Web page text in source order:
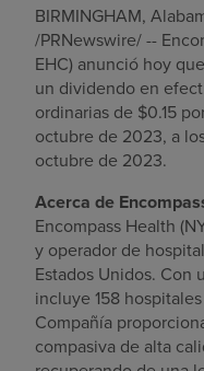
Buscar un centro
Inversores
Empleos
Pagar mi factura
BIRMINGHAM,
/PRNewswire/ --
EHC) anunció hoy
un dividendo en
ordinarias de $0.15
octubre de 2023, a
octubre de 2023.
Acerca de
Encompass Health
y operador de
Estados Unidos. Con
incluye 158
Compañía
compasiva de alta